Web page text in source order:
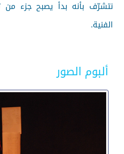
نتشرّف بأنه بدأ يصبح جزء من
الفنية.
ألبوم الصور